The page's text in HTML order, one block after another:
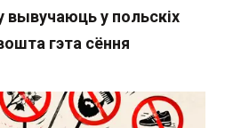
у польскіх
гэта сёння